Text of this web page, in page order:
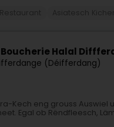
Halal
(Déifferdang)
Kech eng grouss Auswiel
Egal ob Rëndfleesch,